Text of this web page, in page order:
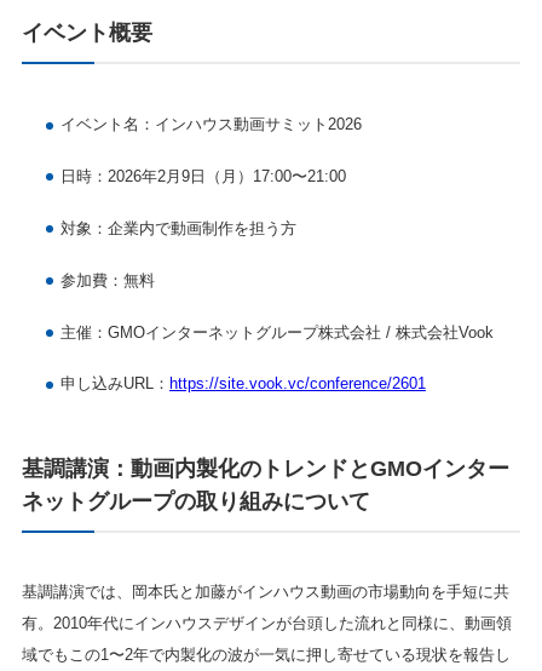
イベント概要
イベント名： インハウス動画サミット2026
日時：2026年2月9日（月）17:00〜21:00
対象 ：企業内で動画制作を担う方
参加費：無料
主催：GMOインターネットグループ株式会社 / 株式会社Vook
申し込みURL： https://site.vook.vc/conference/2601
基調講演：動画内製化のトレンドとGMOインター
ネットグループの取り組みについて
基調講演では、岡本氏と加藤がインハウス動画の市場動向を手短に共
有。2010年代にインハウスデザインが台頭した流れと同様に、動画領
域でもこの1〜2年で内製化の波が一気に押し寄せている現状を報告し